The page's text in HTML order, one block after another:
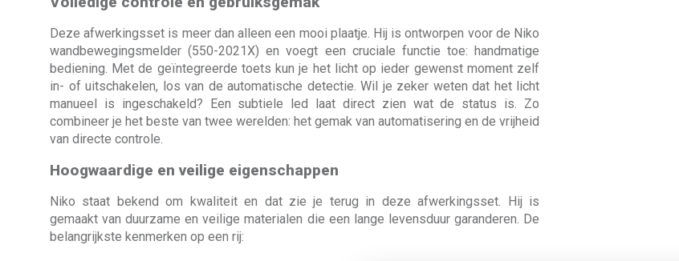
Deze afwerkingsset is meer dan alleen een mooi plaatje. Hij is ontworpen voor de Niko
wandbewegingsmelder (550-2021X) en voegt een cruciale functie toe: handmatige
bediening. Met de geïntegreerde toets kun je het licht op ieder gewenst moment zelf
in- of uitschakelen, los van de automatische detectie. Wil je zeker weten dat het licht
manueel is ingeschakeld? Een subtiele led laat direct zien wat de status is. Zo
combineer je het beste van twee werelden: het gemak van automatisering en de vrijheid
van directe controle.
Hoogwaardige en veilige eigenschappen
Niko staat bekend om kwaliteit en dat zie je terug in deze afwerkingsset. Hij is
gemaakt van duurzame en veilige materialen die een lange levensduur garanderen. De
belangrijkste kenmerken op een rij: